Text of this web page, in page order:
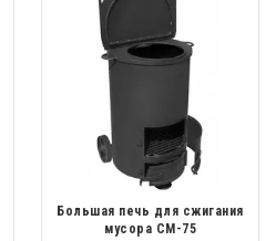
Большая печь для сжигания
мусора СМ-75